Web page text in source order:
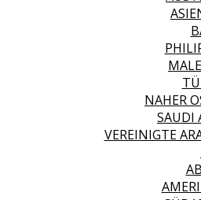
NAHER
SAUDI
VEREINIGTE